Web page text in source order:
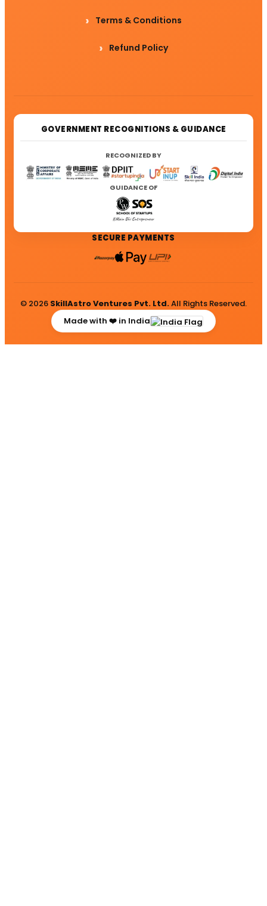
Terms & Conditions
Refund Policy
GOVERNMENT RECOGNITIONS & GUIDANCE
RECOGNIZED BY
GUIDANCE OF
SECURE PAYMENTS
© 2026 SkillAstro Ventures Pvt. Ltd.All Rights Reserved.
Made with ❤️ in India